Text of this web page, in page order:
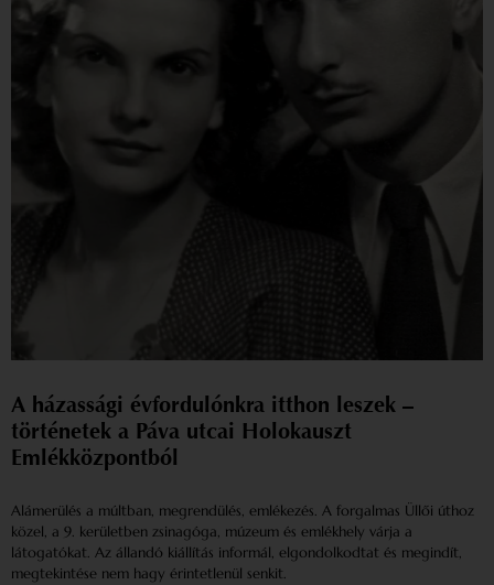
A házassági évfordulónkra itthon leszek –
történetek a Páva utcai Holokauszt
Emlékközpontból
Alámerülés a múltban, megrendülés, emlékezés. A forgalmas Üllői úthoz
közel, a 9. kerületben zsinagóga, múzeum és emlékhely várja a
látogatókat. Az állandó kiállítás informál, elgondolkodtat és megindít,
megtekintése nem hagy érintetlenül senkit.